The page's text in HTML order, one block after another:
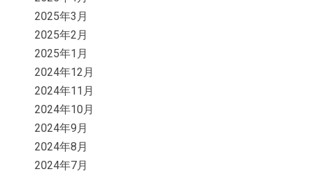
2025年3月
2025年2月
2025年1月
2024年12月
2024年11月
2024年10月
2024年9月
2024年8月
2024年7月